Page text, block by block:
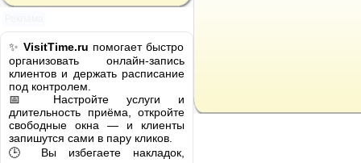
✨ VisitTime.ru помогает быстро
организовать онлайн-запись
клиентов и держать расписание
под контролем.
📅 Настройте услуги и
длительность приёма, откройте
свободные окна — и клиенты
запишутся сами в пару кликов.
🕒 Вы избегаете накладок,